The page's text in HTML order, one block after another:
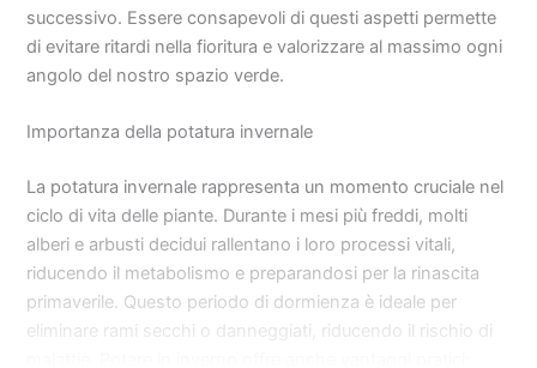
successivo. Essere consapevoli di questi aspetti permette
di evitare ritardi nella fioritura e valorizzare al massimo ogni
angolo del nostro spazio verde.
Importanza della potatura invernale
La potatura invernale rappresenta un momento cruciale nel
ciclo di vita delle piante. Durante i mesi più freddi, molti
alberi e arbusti decidui rallentano i loro processi vitali,
riducendo il metabolismo e preparandosi per la rinascita
primaverile. Questo periodo di dormienza è ideale per
eliminare rami secchi o danneggiati, riducendo il rischio di